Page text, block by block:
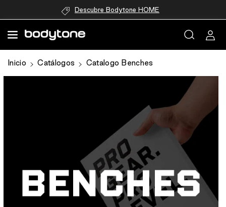
al contenido
Descubre Bodytone HOME
Inicio Catálogos Catalogo Benches
Ir